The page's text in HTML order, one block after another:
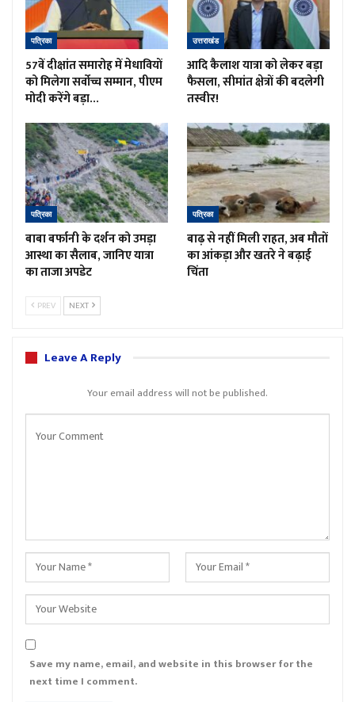
पत्रिका
57वें दीक्षांत समारोह में मेधावियों
को मिलेगा सर्वोच्च सम्मान, पीएम
मोदी करेंगे बड़ा…
उत्तराखंड
आदि कैलाश यात्रा को लेकर बड़ा
फैसला, सीमांत क्षेत्रों की बदलेगी
तस्वीर!
पत्रिका
बाबा बर्फानी के दर्शन को उमड़ा
आस्था का सैलाब, जानिए यात्रा
का ताजा अपडेट
पत्रिका
बाढ़ से नहीं मिली राहत, अब मौतों
का आंकड़ा और खतरे ने बढ़ाई
चिंता
PREV NEXT
Leave A Reply
Your email address will not be published.
Save my name, email, and website in this browser for the
next time I comment.